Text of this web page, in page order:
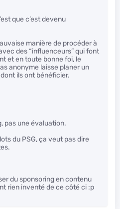
que c’est devenu
manière de procéder à
des “influenceurs” qui font
et en toute bonne foi, le
anonyme laisse planer un
ils ont bénéficier.
pas une évaluation.
du PSG, ça veut pas dire
du sponsoring en contenu
rien inventé de ce côté ci :p